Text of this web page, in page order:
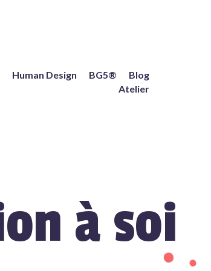
Human Design BG5®
Blog
Atelier
à soi